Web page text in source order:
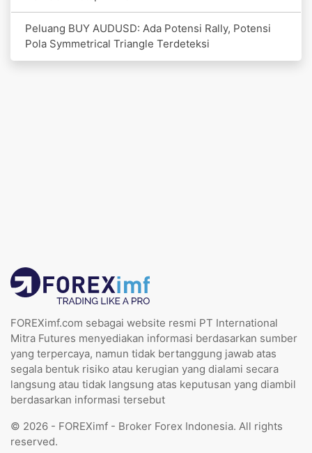
Peluang BUY AUDUSD: Ada Potensi Rally, Potensi
Pola Symmetrical Triangle Terdeteksi
FOREXimf.com sebagai website resmi PT International
Mitra Futures menyediakan informasi berdasarkan sumber
yang terpercaya, namun tidak bertanggung jawab atas
segala bentuk risiko atau kerugian yang dialami secara
langsung atau tidak langsung atas keputusan yang diambil
berdasarkan informasi tersebut
© 2026 - FOREXimf - Broker Forex Indonesia. All rights
reserved.